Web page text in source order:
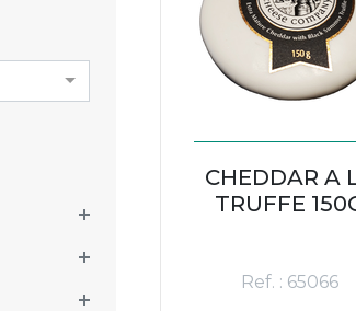
CHEDDAR A
TRUFFE
Ref. : 65066